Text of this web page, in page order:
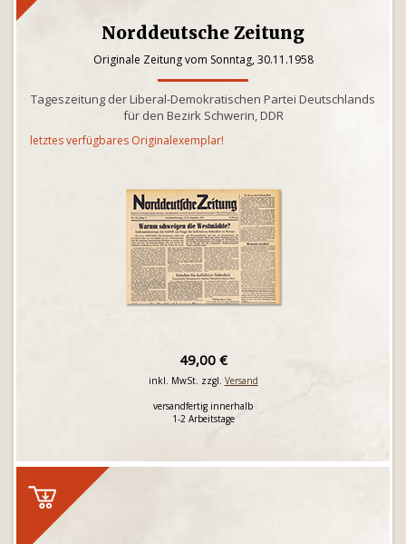
Norddeutsche Zeitung
Originale Zeitung vom Sonntag, 30.11.1958
Tageszeitung der Liberal-Demokratischen Partei Deutschlands
für den Bezirk Schwerin, DDR
letztes verfügbares Originalexemplar!
49,00 €
inkl. MwSt. zzgl. Versand
versandfertig innerhalb
1-2 Arbeitstage